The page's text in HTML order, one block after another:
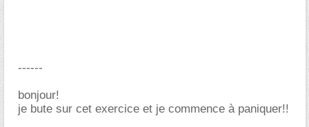
------
bonjour!
je bute sur cet exercice et je commence à paniquer!!